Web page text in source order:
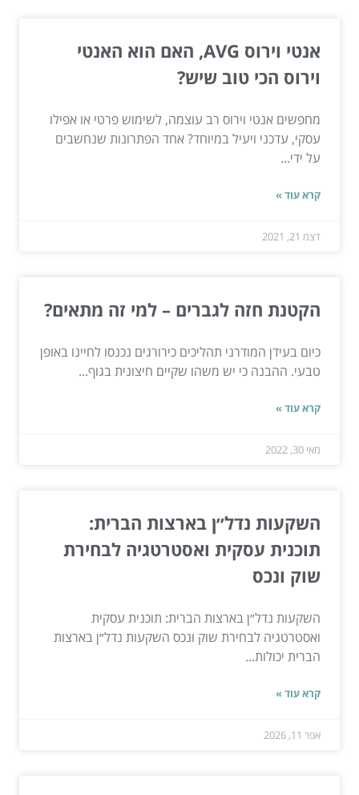
אנטי וירוס AVG, האם הוא האנטי
וירוס הכי טוב שיש?
מחפשים אנטי וירוס רב עוצמה, לשימוש פרטי או אפילו
עסקי, עדכני ויעיל במיוחד? אחד הפתרונות שנחשבים
על ידי...
קרא עוד »
דצמ 21, 2021
הקטנת חזה לגברים – למי זה מתאים?
כיום בעידן המודרני תהליכים כירורגים נכנסו לחיינו באופן
טבעי. ההבנה כי יש משהו שקיים חיצונית בגוף...
קרא עוד »
מאי 30, 2022
השקעות נדל״ן בארצות הברית:
תוכנית עסקית ואסטרטגיה לבחירת
שוק ונכס
השקעות נדל״ן בארצות הברית: תוכנית עסקית
ואסטרטגיה לבחירת שוק ונכס השקעות נדל״ן בארצות
הברית יכולות...
קרא עוד »
אפר 11, 2026